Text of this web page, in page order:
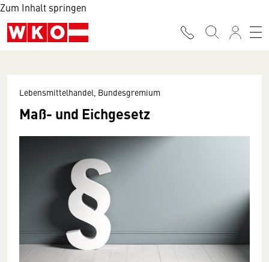
Zum Inhalt springen
Lebensmittelhandel, Bundesgremium
Maß- und Eichgesetz